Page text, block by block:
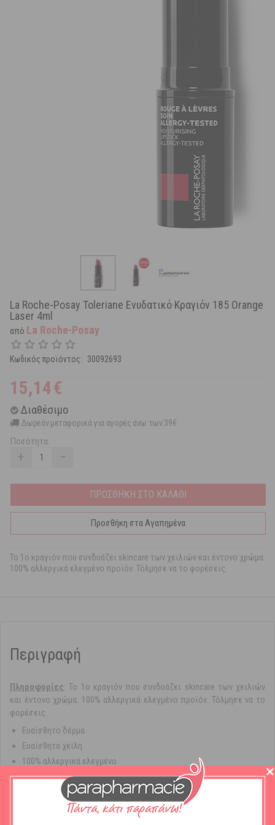
La Roche-Posay Toleriane Ενυδατικό Κραγιόν 185 Orange
Laser 4ml
από La Roche-Posay
Κωδικός προϊόντος: 30092693
15,14€
Διαθέσιμο
Δωρεάν μεταφορικά για αγορές άνω των 39€
Ποσότητα:
+ −
ΠΡΟΣΘΗΚΗ ΣΤΟ ΚΑΛΑΘΙ
Προσθήκη στα Αγαπημένα
Το 1ο κραγιόν που συνδυάζει skincare των χειλιών και έντονο χρώμα.
100% αλλεργικά ελεγμένο προϊόν. Τόλμησε να το φορέσεις.
Περιγραφή
Πληροφορίες: Το 1ο κραγιόν που συνδυάζει skincare των χειλιών
και έντονο χρώμα. 100% αλλεργικά ελεγμένο προϊόν. Τόλμησε να το
φορέσεις.
Ευαίσθητο δέρμα
Ευαίσθητα χείλη
100% αλλεργικά ελεγμένο
Μια συνέργεια μεταξύ skincare, που ενισχύει και επανορθώνει, και
χρώματος που δίνει ένταση και λάμψη με τέλεια κάλυψη. Eιδικά
σχεδιασμένο για ευαίσθητα ή ξηρά χείλη με έλλειψη άνεσης.
Αποτέλεσμα λάμψης και ενυδάτωση διάρκειας έως και 9 ώρες. Ένα